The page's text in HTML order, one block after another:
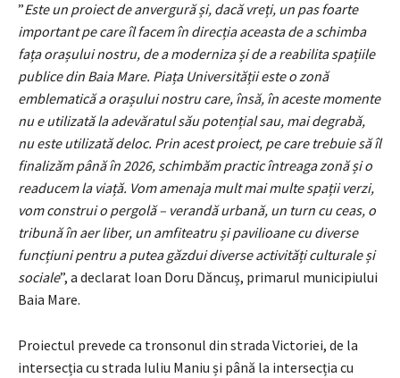
”Este un proiect de anvergură și, dacă vreți, un pas foarte
important pe care îl facem în direcția aceasta de a schimba
fața orașului nostru, de a moderniza și de a reabilita spațiile
publice din Baia Mare. Piața Universității este o zonă
emblematică a orașului nostru care, însă, în aceste momente
nu e utilizată la adevăratul său potențial sau, mai degrabă,
nu este utilizată deloc. Prin acest proiect, pe care trebuie să îl
finalizăm până în 2026, schimbăm practic întreaga zonă și o
readucem la viață. Vom amenaja mult mai multe spații verzi,
vom construi o pergolă – verandă urbană, un turn cu ceas, o
tribună în aer liber, un amfiteatru și pavilioane cu diverse
funcțiuni pentru a putea găzdui diverse activități culturale și
sociale”, a declarat Ioan Doru Dăncuș, primarul municipiului
Baia Mare.
Proiectul prevede ca tronsonul din strada Victoriei, de la
intersecția cu strada Iuliu Maniu și până la intersecția cu